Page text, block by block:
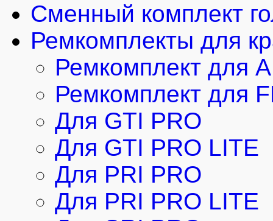
Cменный комплект
Ремкомплекты для
Ремкомплект для
Ремкомплект для
Для GTI PRO
Для GTI PRO LITE
Для PRI PRO
Для PRI PRO LITE